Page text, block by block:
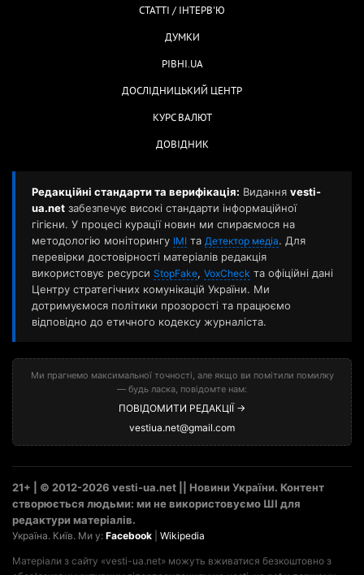
СТАТТІ / ІНТЕРВ'Ю
ДУМКИ
РІВНІ.UA
ДОСЛІДНИЦЬКИЙ ЦЕНТР
КУРС ВАЛЮТ
ДОВІДНИК
Редакційні стандарти та верифікація: Видання vesti-
ua.net забезпечує високі стандарти інформаційної
гігієни. У процесі курації новин ми спираємося на
методологію моніторингу ІМІ та Детектор медіа. Для
перевірки достовірності матеріалів редакція
використовує ресурси StopFake, VoxCheck та офіційні дані
Центру стратегічних комунікацій України. Ми
дотримуємося політики прозорості та працюємо
відповідно до етичного кодексу журналіста.
Ми прагнемо максимальної точності, але якщо ви помітили помилку
— будь ласка, повідомте нам:
ПОВІДОМИТИ РЕДАКЦІЇ →
vestiua.net@gmail.com
21+ | © 2012-2026 vesti-ua.net || Новини України. Контент
створюється людьми: ми не використовуємо ШІ для
редактури матеріалів.
Україна. Київ. Ми у: Facebook Wikipedia
Матеріали з сайту «vesti-ua.net» можуть вживатися безкоштовно з